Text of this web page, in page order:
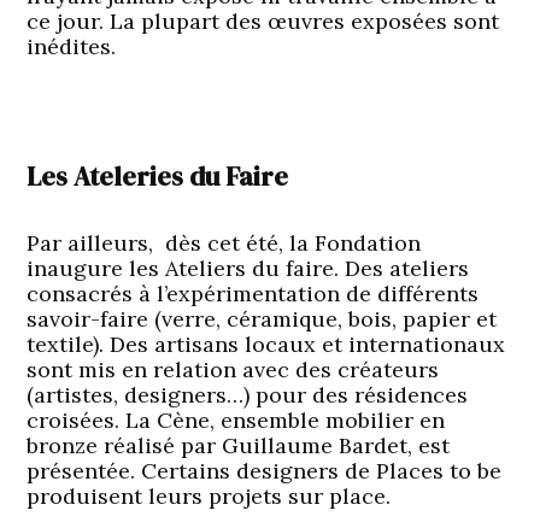
ce jour. La plupart des œuvres exposées sont
inédites.
Les Ateleries du Faire
Par ailleurs, dès cet été, la Fondation
inaugure les Ateliers du faire. Des ateliers
consacrés à l’expérimentation de différents
savoir-faire (verre, céramique, bois, papier et
textile). Des artisans locaux et internationaux
sont mis en relation avec des créateurs
(artistes, designers…) pour des résidences
croisées. La Cène, ensemble mobilier en
bronze réalisé par Guillaume Bardet, est
présentée. Certains designers de Places to be
produisent leurs projets sur place.